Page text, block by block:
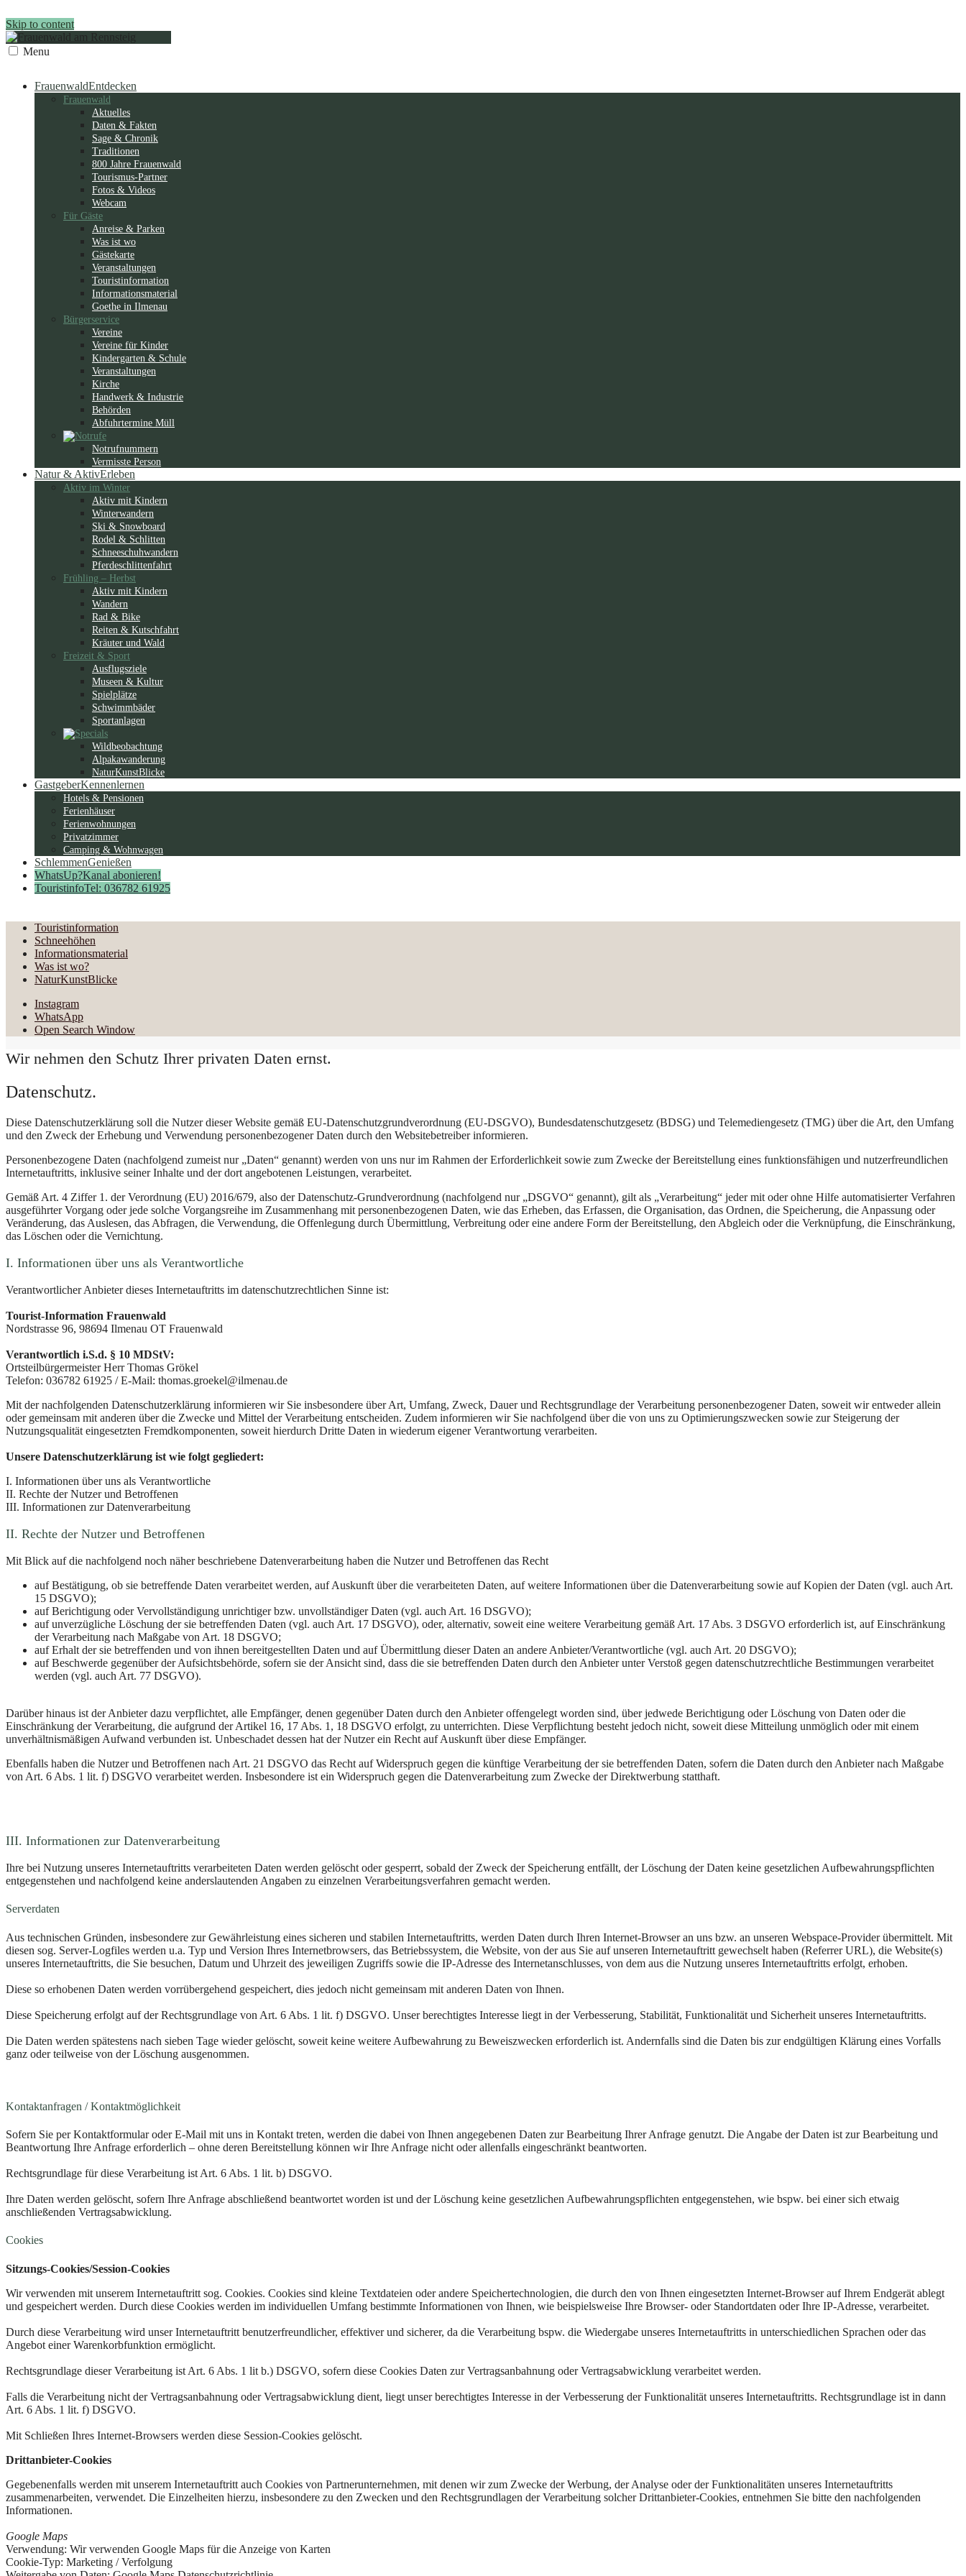
Skip to content
Menu
FrauenwaldEntdecken
Frauenwald
Aktuelles
Daten & Fakten
Sage & Chronik
Traditionen
800 Jahre Frauenwald
Tourismus-Partner
Fotos & Videos
Webcam
Für Gäste
Anreise & Parken
Was ist wo
Gästekarte
Veranstaltungen
Touristinformation
Informationsmaterial
Goethe in Ilmenau
Bürgerservice
Vereine
Vereine für Kinder
Kindergarten & Schule
Veranstaltungen
Kirche
Handwerk & Industrie
Behörden
Abfuhrtermine Müll
Notrufnummern
Vermisste Person
Natur & AktivErleben
Aktiv im Winter
Aktiv mit Kindern
Winterwandern
Ski & Snowboard
Rodel & Schlitten
Schneeschuhwandern
Pferdeschlittenfahrt
Frühling – Herbst
Aktiv mit Kindern
Wandern
Rad & Bike
Reiten & Kutschfahrt
Kräuter und Wald
Freizeit & Sport
Ausflugsziele
Museen & Kultur
Spielplätze
Schwimmbäder
Sportanlagen
Wildbeobachtung
Alpakawanderung
NaturKunstBlicke
GastgeberKennenlernen
Hotels & Pensionen
Ferienhäuser
Ferienwohnungen
Privatzimmer
Camping & Wohnwagen
SchlemmenGenießen
WhatsUp?Kanal abonieren!
TouristinfoTel: 036782 61925
Touristinformation
Schneehöhen
Informationsmaterial
Was ist wo?
NaturKunstBlicke
Instagram
WhatsApp
Open Search Window
Wir nehmen den Schutz Ihrer privaten Daten ernst.
Datenschutz.
Diese Datenschutzerklärung soll die Nutzer dieser Website gemäß EU-Datenschutzgrundverordnung (EU-DSGVO), Bundesdatenschutzgesetz (BDSG) und Telemediengesetz (TMG) über die Art, den Umfang
und den Zweck der Erhebung und Verwendung personenbezogener Daten durch den Websitebetreiber informieren.
Personenbezogene Daten (nachfolgend zumeist nur „Daten“ genannt) werden von uns nur im Rahmen der Erforderlichkeit sowie zum Zwecke der Bereitstellung eines funktionsfähigen und nutzerfreundlichen
Internetauftritts, inklusive seiner Inhalte und der dort angebotenen Leistungen, verarbeitet.
Gemäß Art. 4 Ziffer 1. der Verordnung (EU) 2016/679, also der Datenschutz-Grundverordnung (nachfolgend nur „DSGVO“ genannt), gilt als „Verarbeitung“ jeder mit oder ohne Hilfe automatisierter Verfahren
ausgeführter Vorgang oder jede solche Vorgangsreihe im Zusammenhang mit personenbezogenen Daten, wie das Erheben, das Erfassen, die Organisation, das Ordnen, die Speicherung, die Anpassung oder
Veränderung, das Auslesen, das Abfragen, die Verwendung, die Offenlegung durch Übermittlung, Verbreitung oder eine andere Form der Bereitstellung, den Abgleich oder die Verknüpfung, die Einschränkung,
das Löschen oder die Vernichtung.
I. Informationen über uns als Verantwortliche
Verantwortlicher Anbieter dieses Internetauftritts im datenschutzrechtlichen Sinne ist:
Tourist-Information Frauenwald
Nordstrasse 96, 98694 Ilmenau OT Frauenwald
Verantwortlich i.S.d. § 10 MDStV:
Ortsteilbürgermeister Herr Thomas Grökel
Telefon: 036782 61925 / E-Mail: thomas.groekel@ilmenau.de
Mit der nachfolgenden Datenschutzerklärung informieren wir Sie insbesondere über Art, Umfang, Zweck, Dauer und Rechtsgrundlage der Verarbeitung personenbezogener Daten, soweit wir entweder allein
oder gemeinsam mit anderen über die Zwecke und Mittel der Verarbeitung entscheiden. Zudem informieren wir Sie nachfolgend über die von uns zu Optimierungszwecken sowie zur Steigerung der
Nutzungsqualität eingesetzten Fremdkomponenten, soweit hierdurch Dritte Daten in wiederum eigener Verantwortung verarbeiten.
Unsere Datenschutzerklärung ist wie folgt gegliedert:
I. Informationen über uns als Verantwortliche
II. Rechte der Nutzer und Betroffenen
III. Informationen zur Datenverarbeitung
II. Rechte der Nutzer und Betroffenen
Mit Blick auf die nachfolgend noch näher beschriebene Datenverarbeitung haben die Nutzer und Betroffenen das Recht
auf Bestätigung, ob sie betreffende Daten verarbeitet werden, auf Auskunft über die verarbeiteten Daten, auf weitere Informationen über die Datenverarbeitung sowie auf Kopien der Daten (vgl. auch Art.
15 DSGVO);
auf Berichtigung oder Vervollständigung unrichtiger bzw. unvollständiger Daten (vgl. auch Art. 16 DSGVO);
auf unverzügliche Löschung der sie betreffenden Daten (vgl. auch Art. 17 DSGVO), oder, alternativ, soweit eine weitere Verarbeitung gemäß Art. 17 Abs. 3 DSGVO erforderlich ist, auf Einschränkung
der Verarbeitung nach Maßgabe von Art. 18 DSGVO;
auf Erhalt der sie betreffenden und von ihnen bereitgestellten Daten und auf Übermittlung dieser Daten an andere Anbieter/Verantwortliche (vgl. auch Art. 20 DSGVO);
auf Beschwerde gegenüber der Aufsichtsbehörde, sofern sie der Ansicht sind, dass die sie betreffenden Daten durch den Anbieter unter Verstoß gegen datenschutzrechtliche Bestimmungen verarbeitet
werden (vgl. auch Art. 77 DSGVO).
Darüber hinaus ist der Anbieter dazu verpflichtet, alle Empfänger, denen gegenüber Daten durch den Anbieter offengelegt worden sind, über jedwede Berichtigung oder Löschung von Daten oder die
Einschränkung der Verarbeitung, die aufgrund der Artikel 16, 17 Abs. 1, 18 DSGVO erfolgt, zu unterrichten. Diese Verpflichtung besteht jedoch nicht, soweit diese Mitteilung unmöglich oder mit einem
unverhältnismäßigen Aufwand verbunden ist. Unbeschadet dessen hat der Nutzer ein Recht auf Auskunft über diese Empfänger.
Ebenfalls haben die Nutzer und Betroffenen nach Art. 21 DSGVO das Recht auf Widerspruch gegen die künftige Verarbeitung der sie betreffenden Daten, sofern die Daten durch den Anbieter nach Maßgabe
von Art. 6 Abs. 1 lit. f) DSGVO verarbeitet werden. Insbesondere ist ein Widerspruch gegen die Datenverarbeitung zum Zwecke der Direktwerbung statthaft.
III. Informationen zur Datenverarbeitung
Ihre bei Nutzung unseres Internetauftritts verarbeiteten Daten werden gelöscht oder gesperrt, sobald der Zweck der Speicherung entfällt, der Löschung der Daten keine gesetzlichen Aufbewahrungspflichten
entgegenstehen und nachfolgend keine anderslautenden Angaben zu einzelnen Verarbeitungsverfahren gemacht werden.
Serverdaten
Aus technischen Gründen, insbesondere zur Gewährleistung eines sicheren und stabilen Internetauftritts, werden Daten durch Ihren Internet-Browser an uns bzw. an unseren Webspace-Provider übermittelt. Mit
diesen sog. Server-Logfiles werden u.a. Typ und Version Ihres Internetbrowsers, das Betriebssystem, die Website, von der aus Sie auf unseren Internetauftritt gewechselt haben (Referrer URL), die Website(s)
unseres Internetauftritts, die Sie besuchen, Datum und Uhrzeit des jeweiligen Zugriffs sowie die IP-Adresse des Internetanschlusses, von dem aus die Nutzung unseres Internetauftritts erfolgt, erhoben.
Diese so erhobenen Daten werden vorrübergehend gespeichert, dies jedoch nicht gemeinsam mit anderen Daten von Ihnen.
Diese Speicherung erfolgt auf der Rechtsgrundlage von Art. 6 Abs. 1 lit. f) DSGVO. Unser berechtigtes Interesse liegt in der Verbesserung, Stabilität, Funktionalität und Sicherheit unseres Internetauftritts.
Die Daten werden spätestens nach sieben Tage wieder gelöscht, soweit keine weitere Aufbewahrung zu Beweiszwecken erforderlich ist. Andernfalls sind die Daten bis zur endgültigen Klärung eines Vorfalls
ganz oder teilweise von der Löschung ausgenommen.
Kontaktanfragen / Kontaktmöglichkeit
Sofern Sie per Kontaktformular oder E-Mail mit uns in Kontakt treten, werden die dabei von Ihnen angegebenen Daten zur Bearbeitung Ihrer Anfrage genutzt. Die Angabe der Daten ist zur Bearbeitung und
Beantwortung Ihre Anfrage erforderlich – ohne deren Bereitstellung können wir Ihre Anfrage nicht oder allenfalls eingeschränkt beantworten.
Rechtsgrundlage für diese Verarbeitung ist Art. 6 Abs. 1 lit. b) DSGVO.
Ihre Daten werden gelöscht, sofern Ihre Anfrage abschließend beantwortet worden ist und der Löschung keine gesetzlichen Aufbewahrungspflichten entgegenstehen, wie bspw. bei einer sich etwaig
anschließenden Vertragsabwicklung.
Cookies
Sitzungs-Cookies/Session-Cookies
Wir verwenden mit unserem Internetauftritt sog. Cookies. Cookies sind kleine Textdateien oder andere Speichertechnologien, die durch den von Ihnen eingesetzten Internet-Browser auf Ihrem Endgerät ablegt
und gespeichert werden. Durch diese Cookies werden im individuellen Umfang bestimmte Informationen von Ihnen, wie beispielsweise Ihre Browser- oder Standortdaten oder Ihre IP-Adresse, verarbeitet.
Durch diese Verarbeitung wird unser Internetauftritt benutzerfreundlicher, effektiver und sicherer, da die Verarbeitung bspw. die Wiedergabe unseres Internetauftritts in unterschiedlichen Sprachen oder das
Angebot einer Warenkorbfunktion ermöglicht.
Rechtsgrundlage dieser Verarbeitung ist Art. 6 Abs. 1 lit b.) DSGVO, sofern diese Cookies Daten zur Vertragsanbahnung oder Vertragsabwicklung verarbeitet werden.
Falls die Verarbeitung nicht der Vertragsanbahnung oder Vertragsabwicklung dient, liegt unser berechtigtes Interesse in der Verbesserung der Funktionalität unseres Internetauftritts. Rechtsgrundlage ist in dann
Art. 6 Abs. 1 lit. f) DSGVO.
Mit Schließen Ihres Internet-Browsers werden diese Session-Cookies gelöscht.
Drittanbieter-Cookies
Gegebenenfalls werden mit unserem Internetauftritt auch Cookies von Partnerunternehmen, mit denen wir zum Zwecke der Werbung, der Analyse oder der Funktionalitäten unseres Internetauftritts
zusammenarbeiten, verwendet. Die Einzelheiten hierzu, insbesondere zu den Zwecken und den Rechtsgrundlagen der Verarbeitung solcher Drittanbieter-Cookies, entnehmen Sie bitte den nachfolgenden
Informationen.
Google Maps
Verwendung: Wir verwenden Google Maps für die Anzeige von Karten
Cookie-Typ: Marketing / Verfolgung